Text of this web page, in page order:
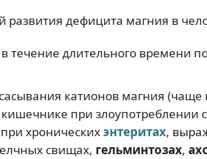
развития дефицита магния в
течение длительного времени
катионов магния (чаще
при злоупотреблении
хроническихэнтеритах,
свищах, гельминтозах,